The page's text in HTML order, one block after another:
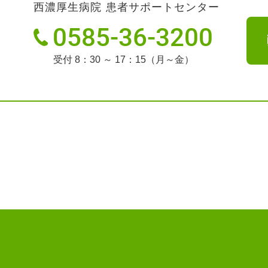
西濃厚生病院 患者サポートセンター
0585-36-3200
受付 8：30 ～ 17：15（月～金）